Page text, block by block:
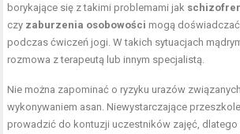
borykające się z takimi problemami jak
czy zaburzenia osobowości mogą
podczas ćwiczeń jogi. W takich sytuacjach
rozmowa z terapeutą lub innym specjalistą.
Nie można zapominać o ryzyku urazów
wykonywaniem asan. Niewystarczające
prowadzić do kontuzji uczestników zajęć, dlatego